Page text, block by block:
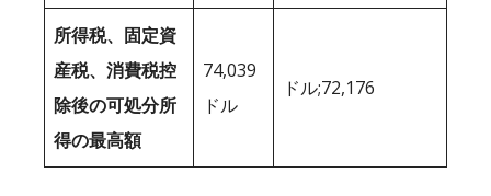
所得税、固定資
産税、消費税控
除後の可処分所
得の最高額
74,039
ドル
ドル;72,176